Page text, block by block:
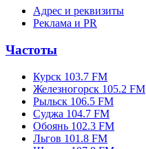
Адрес и реквизиты
Реклама и PR
Частоты
Курск 103.7 FM
Железногорск 105.2 FM
Рыльск 106.5 FM
Суджа 104.7 FM
Обоянь 102.3 FM
Льгов 101.8 FM